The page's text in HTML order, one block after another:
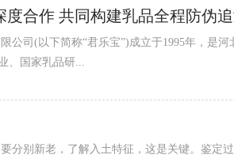
度合作 共同构建乳品全程防伪
、国家乳品研...